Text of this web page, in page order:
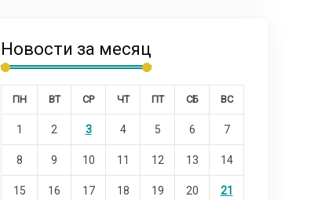
Новости за месяц
ПН ВТ СР ЧТ ПТ СБ ВС
1 2 3 4 5 6 7
8 9 10 11 12 13 14
15 16 17 18 19 20 21